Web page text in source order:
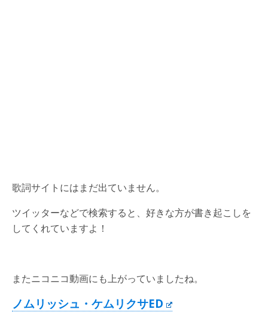
歌詞サイトにはまだ出ていません。
ツイッターなどで検索すると、好きな方が書き起こしを
してくれていますよ！
またニコニコ動画にも上がっていましたね。
ノムリッシュ・ケムリクサED